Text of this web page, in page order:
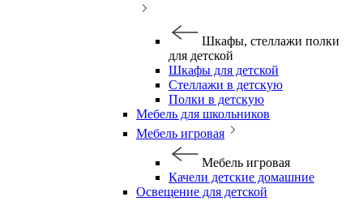
Шкафы, стеллажи полки
для детской
Шкафы для детской
Стеллажи в детскую
Полки в детскую
Мебель для школьников
Мебель игровая
Мебель игровая
Качели детские домашние
Освещение для детской